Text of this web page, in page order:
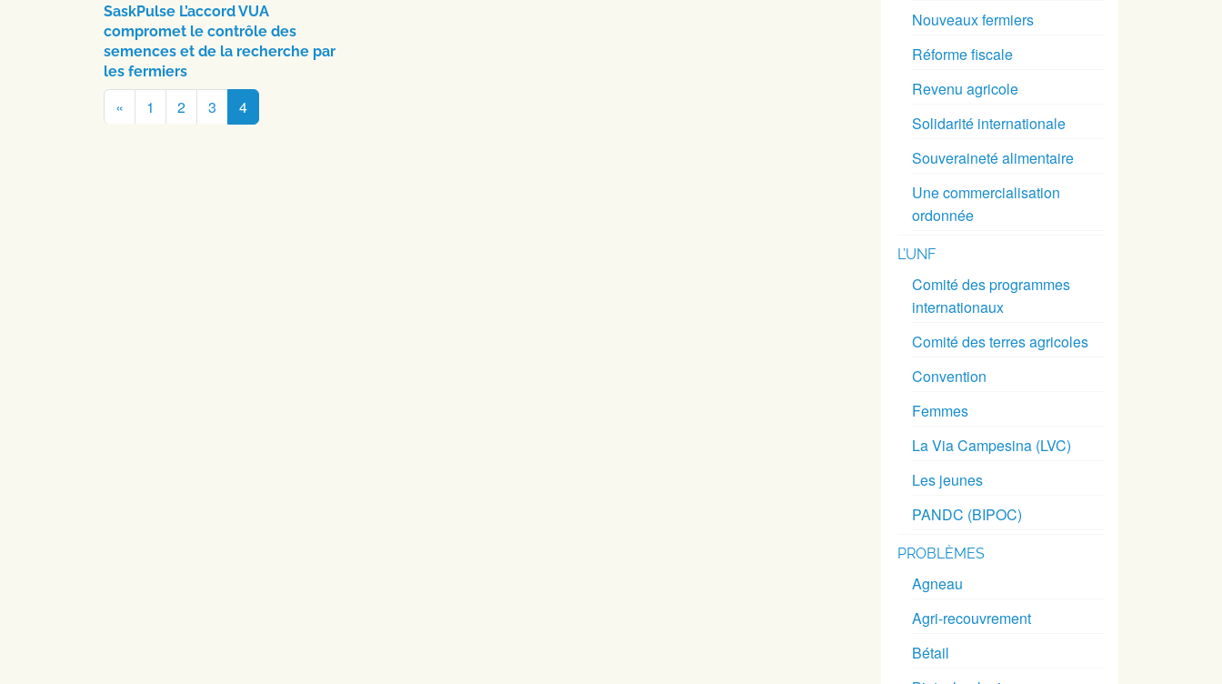
SaskPulse L’accord VUA
compromet le contrôle des
semences et de la recherche par
les fermiers
Navigation
« 1 2 3 4
Nouveaux fermiers
Réforme fiscale
Revenu agricole
Solidarité internationale
Souveraineté alimentaire
Une commercialisation
ordonnée
L’UNF
Comité des programmes
internationaux
Comité des terres agricoles
Convention
Femmes
La Via Campesina (LVC)
Les jeunes
PANDC (BIPOC)
PROBLÈMES
Agneau
Agri-recouvrement
Bétail